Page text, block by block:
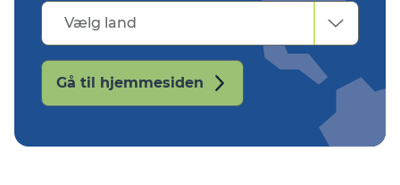
Vælg
land
Vælg land
Gå til hjemmesiden